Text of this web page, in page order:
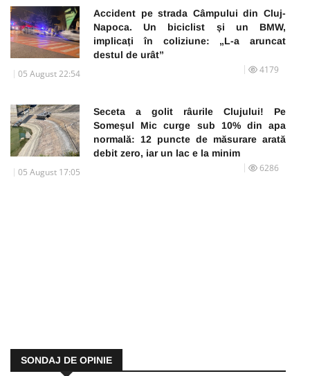
Accident pe strada Câmpului din Cluj-
Napoca. Un biciclist și un BMW,
implicați în coliziune: „L-a aruncat
destul de urât”
05 August 22:54 4179
Seceta a golit râurile Clujului! Pe
Someșul Mic curge sub 10% din apa
normală: 12 puncte de măsurare arată
debit zero, iar un lac e la minim
05 August 17:05 6286
SONDAJ DE OPINIE